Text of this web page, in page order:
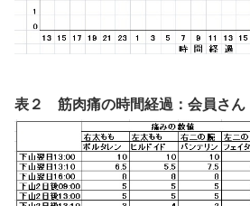
表２ 筋肉痛の時間経過：会員さん